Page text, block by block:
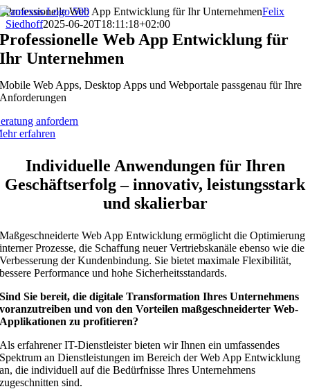
Zum
Inhalt
springen
Professionelle Web App Entwicklung für Ihr UnternehmenFelix
Siedhoff2025-06-20T18:11:18+02:00
Professionelle Web App Entwicklung für
Ihr Unternehmen
Mobile Web Apps, Desktop Apps und Webportale passgenau für Ihre
Anforderungen
anfordern
erfahren
Individuelle Anwendungen für Ihren
Geschäftserfolg – innovativ, leistungsstark
und skalierbar
Maßgeschneiderte Web App Entwicklung ermöglicht die Optimierung
interner Prozesse, die Schaffung neuer Vertriebskanäle ebenso wie die
Verbesserung der Kundenbindung. Sie bietet maximale Flexibilität,
bessere Performance und hohe Sicherheitsstandards.
Sind Sie bereit, die digitale Transformation Ihres Unternehmens
voranzutreiben und von den Vorteilen maßgeschneiderter Web-
Applikationen zu profitieren?
Als erfahrener IT-Dienstleister bieten wir Ihnen ein umfassendes
Spektrum an Dienstleistungen im Bereich der Web App Entwicklung
an, die individuell auf die Bedürfnisse Ihres Unternehmens
zugeschnitten sind.